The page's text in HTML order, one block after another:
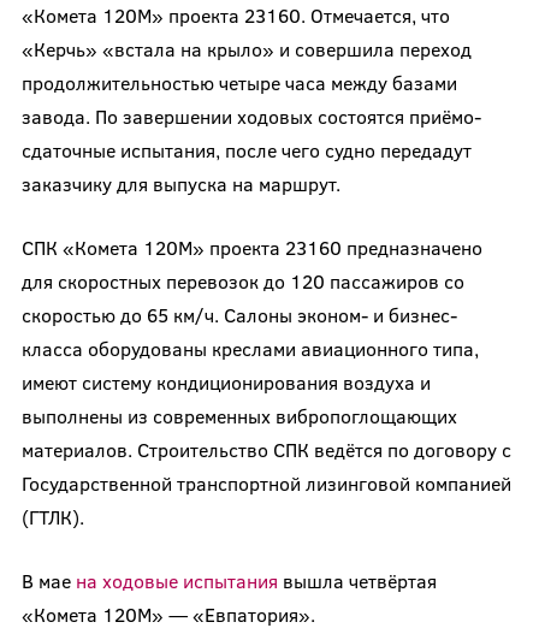
«Комета 120М» проекта 23160. Отмечается, что
«Керчь» «встала на крыло» и совершила переход
продолжительностью четыре часа между базами
завода. По завершении ходовых состоятся приёмо-
сдаточные испытания, после чего судно передадут
заказчику для выпуска на маршрут.
СПК «Комета 120М» проекта 23160 предназначено
для скоростных перевозок до 120 пассажиров со
скоростью до 65 км/ч. Салоны эконом- и бизнес-
класса оборудованы креслами авиационного типа,
имеют систему кондиционирования воздуха и
выполнены из современных вибропоглощающих
материалов. Строительство СПК ведётся по договору с
Государственной транспортной лизинговой компанией
(ГТЛК).
В мае на ходовые испытания вышла четвёртая
«Комета 120М» — «Евпатория».